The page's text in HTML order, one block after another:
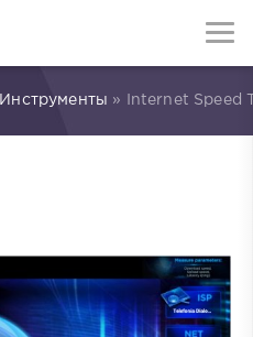
Инструменты » Internet Speed